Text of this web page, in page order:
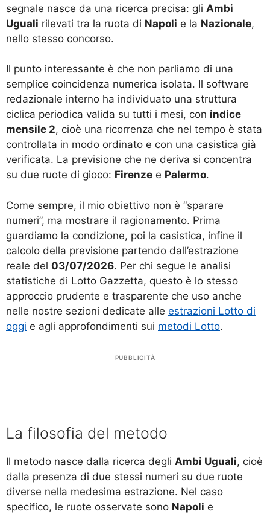
segnale nasce da una ricerca precisa: gli Ambi
Uguali rilevati tra la ruota di Napoli e la Nazionale,
nello stesso concorso.
Il punto interessante è che non parliamo di una
semplice coincidenza numerica isolata. Il software
redazionale interno ha individuato una struttura
ciclica periodica valida su tutti i mesi, con indice
mensile 2, cioè una ricorrenza che nel tempo è stata
controllata in modo ordinato e con una casistica già
verificata. La previsione che ne deriva si concentra
su due ruote di gioco: Firenze e Palermo.
Come sempre, il mio obiettivo non è “sparare
numeri”, ma mostrare il ragionamento. Prima
guardiamo la condizione, poi la casistica, infine il
calcolo della previsione partendo dall’estrazione
reale del 03/07/2026. Per chi segue le analisi
statistiche di Lotto Gazzetta, questo è lo stesso
approccio prudente e trasparente che uso anche
nelle nostre sezioni dedicate alle estrazioni Lotto di
oggi e agli approfondimenti sui metodi Lotto.
PUBBLICITÀ
La filosofia del metodo
Il metodo nasce dalla ricerca degli Ambi Uguali, cioè
dalla presenza di due stessi numeri su due ruote
diverse nella medesima estrazione. Nel caso
specifico, le ruote osservate sono Napoli e